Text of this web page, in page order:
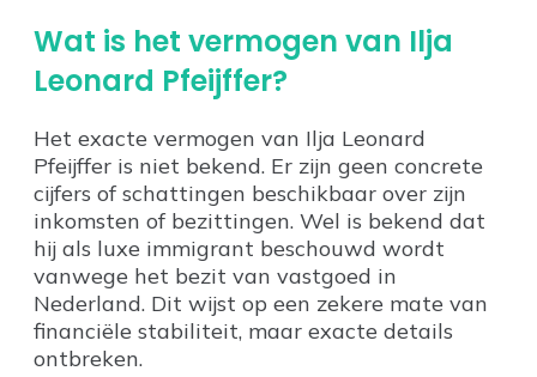
Wat is het vermogen van Ilja
Leonard Pfeijffer?
Het exacte vermogen van Ilja Leonard
Pfeijffer is niet bekend. Er zijn geen concrete
cijfers of schattingen beschikbaar over zijn
inkomsten of bezittingen. Wel is bekend dat
hij als luxe immigrant beschouwd wordt
vanwege het bezit van vastgoed in
Nederland. Dit wijst op een zekere mate van
financiële stabiliteit, maar exacte details
ontbreken.